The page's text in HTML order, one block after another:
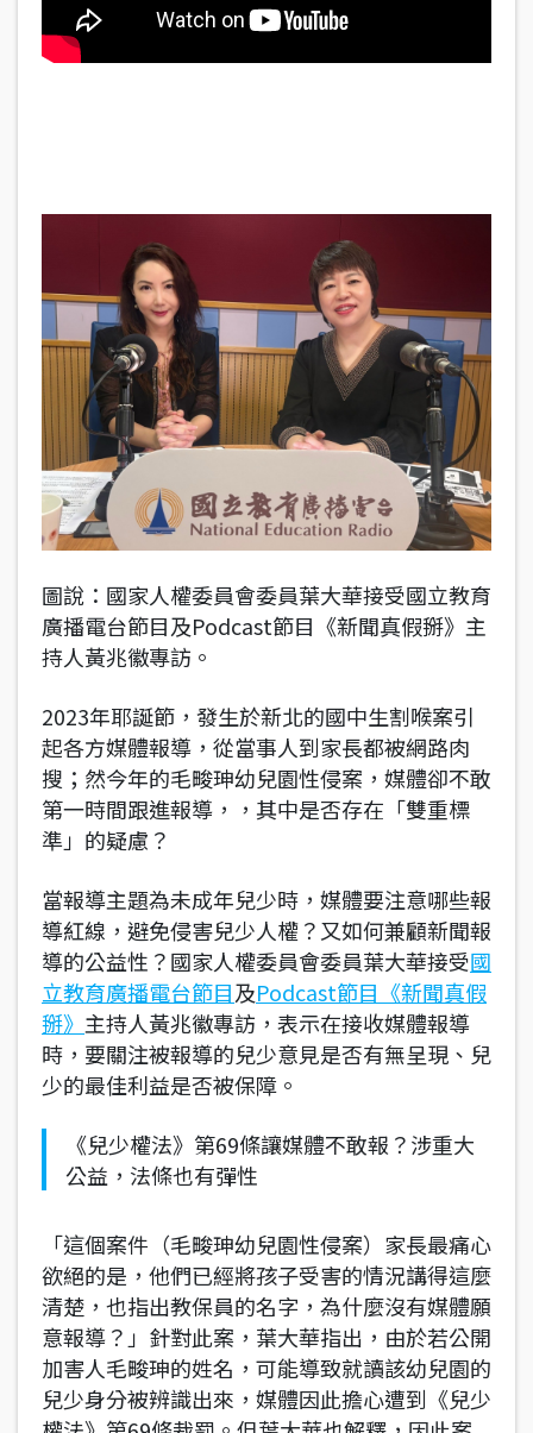
圖說：國家人權委員會委員葉大華接受國立教育
廣播電台節目及Podcast節目《新聞真假掰》主
持人黃兆徽專訪。
2023年耶誕節，發生於新北的國中生割喉案引
起各方媒體報導，從當事人到家長都被網路肉
搜；然今年的毛畯珅幼兒園性侵案，媒體卻不敢
第一時間跟進報導，，其中是否存在「雙重標
準」的疑慮？
當報導主題為未成年兒少時，媒體要注意哪些報
導紅線，避免侵害兒少人權？又如何兼顧新聞報
導的公益性？國家人權委員會委員葉大華接受國
立教育廣播電台節目及Podcast節目《新聞真假
掰》 主持人黃兆徽專訪，表示在接收媒體報導
時，要關注被報導的兒少意見是否有無呈現、兒
少的最佳利益是否被保障。
《兒少權法》第69條讓媒體不敢報？涉重大
公益，法條也有彈性
「這個案件（毛畯珅幼兒園性侵案）家長最痛心
欲絕的是，他們已經將孩子受害的情況講得這麼
清楚，也指出教保員的名字，為什麼沒有媒體願
意報導？」針對此案，葉大華指出，由於若公開
加害人毛畯珅的姓名，可能導致就讀該幼兒園的
兒少身分被辨識出來，媒體因此擔心遭到《兒少